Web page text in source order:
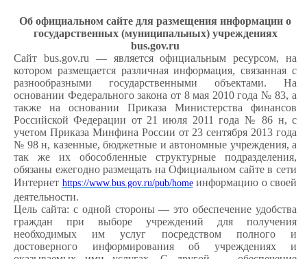
Об официальном сайте для размещения информации о
государственных (муниципальных) учреждениях
bus.gov.ru
Сайт bus.gov.ru — является официальным ресурсом, на
котором размещается различная информация, связанная с
разнообразными государственными объектами. На
основании Федерального закона от 8 мая 2010 года № 83, а
также на основании Приказа Министерства финансов
Российской Федерации от 21 июля 2011 года № 86 н, с
учетом Приказа Минфина России от 23 сентября 2013 года
№ 98 н, казенные, бюджетные и автономные учреждения, а
так же их обособленные структурные подразделения,
обязаны ежегодно размещать на Официальном сайте в сети
Интернет https://www.bus.gov.ru/pub/homeинформацию о своей
деятельности.
Цель сайта: с одной стороны — это обеспечение удобства
граждан при выборе учреждений для получения
необходимых им услуг посредством полного и
достоверного информирования об учреждениях и